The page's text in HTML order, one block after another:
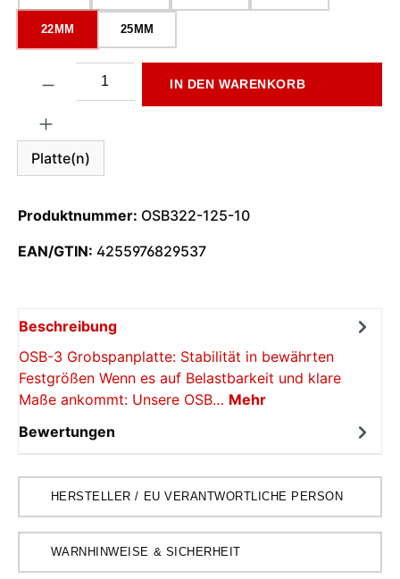
22MM 25MM
Platte(n)
IN DEN WARENKORB
Produktnummer: OSB322-125-10
EAN/GTIN: 4255976829537
Beschreibung
OSB-3 Grobspanplatte: Stabilität in bewährten
Festgrößen Wenn es auf Belastbarkeit und klare
Maße ankommt: Unsere OSB… Mehr
Bewertungen
HERSTELLER / EU VERANTWORTLICHE PERSON
WARNHINWEISE & SICHERHEIT